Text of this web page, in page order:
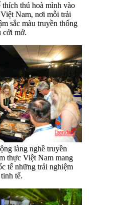
thích thú hoà mình vào
Nam, nơi mỗi trải
sắc màu truyền thống
cởi mở.
làng nghề truyền
thực Việt Nam mang
tế những trải nghiệm
tế.